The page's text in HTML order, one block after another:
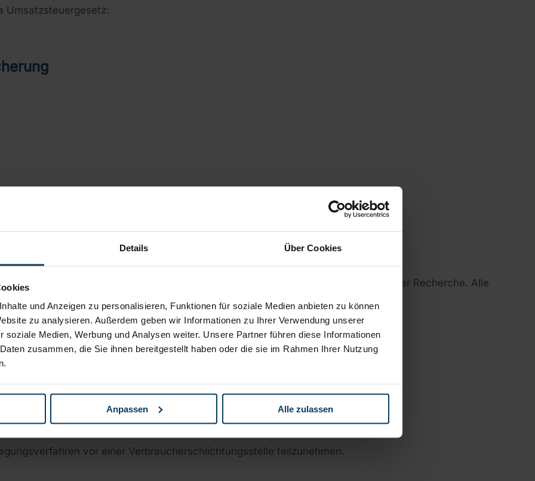
Details Über Cookies
und Anzeigen zu personalisieren, Funktionen für soziale Medien anbieten zu können
zu analysieren. Außerdem geben wir Informationen zu Ihrer Verwendung unserer
soziale Medien, Werbung und Analysen weiter. Unsere Partner führen diese Informationen
zusammen, die Sie ihnen bereitgestellt haben oder die sie im Rahmen Ihrer Nutzung
Anpassen Alle zulassen
Umsatzsteuergesetz:
wir Künstliche Intelligenz als kreatives Werkzeug und zur Unterstützung bei der Recherche. Alle
und redaktionell überarbeitet.
Online-Streitbeilegung (OS) bereit:
vor einer Verbraucherschlichtungsstelle teilzunehmen.